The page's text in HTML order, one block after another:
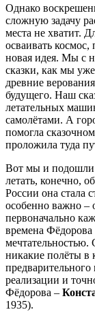
Однако
сложную задачу
места не хватит.
осваивать
новая идея. Мы с
сказки, как мы
древние
будущего. Наш
летательных
самолётами. А
помогла
проложила туда
Вот мы и
летать, конечно,
России она стала
особенно важно –
первоначально
времена Фёдорова
никакие полёты в
реализации и
Фёдорова –
1935).